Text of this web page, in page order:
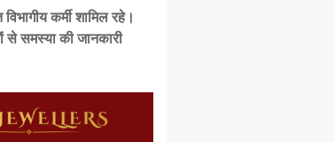
कर्मी शामिल रहे।
से समस्या की जानकारी